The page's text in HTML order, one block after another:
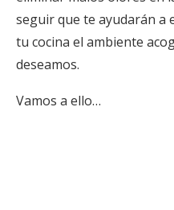
seguir que te ayudarán a
tu cocina el ambiente
deseamos.
Vamos a ello…